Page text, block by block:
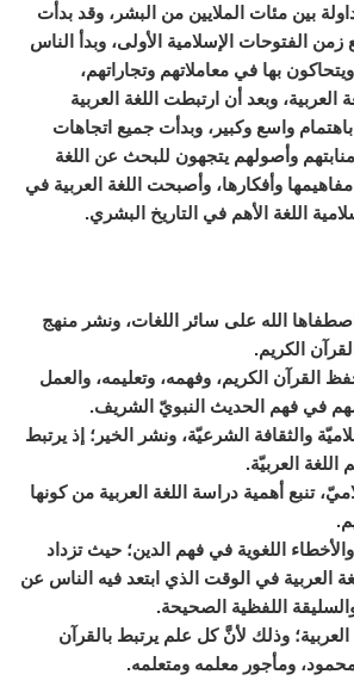
بين مئات الملايين من البشر، وقد بدأت
زمن الفتوحات الإسلامية الأولى، وبدأ الناس
بها في معاملاتهم وتجاراتهم،
العربية، وبعد أن ارتبطت اللغة العربية
واسع وكبير، وبدأت جميع اتجاهات
وأصولهم يتجهون للبحث عن اللغة
وأفكارها، وأصبحت اللغة العربية في
اللغة الأهم في التاريخ البشري.
الله على سائر اللغات، ونشر منهج
الكريم.
القرآن الكريم، وفهمه، وتعليمه، والعمل
في فهم الحديث النبويّ الشريف.
والثقافة الشرعيّة، ونشر الخير؛ إذ يرتبط
اللغة العربيّة.
تنبع أهمية دراسة اللغة العربية من كونها
اللغوية في فهم الدين؛ حيث تزداد
العربية في الوقت الذي ابتعد فيه الناس عن
والسليقة اللفظية الصحيحة.
وذلك لأنَّ كل علم يرتبط بالقرآن
ومأجور معلمه ومتعلمه.